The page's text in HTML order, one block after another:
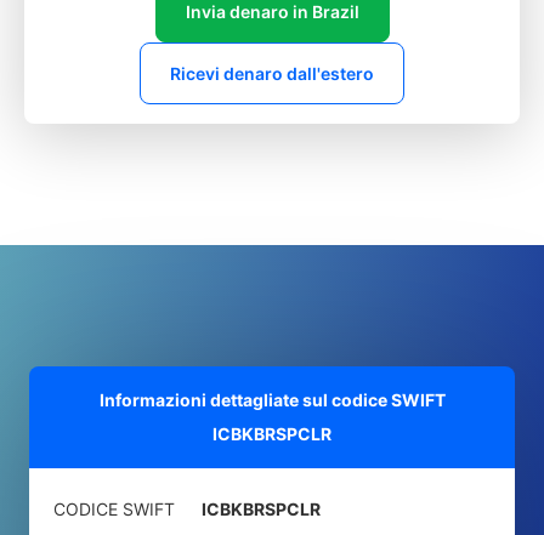
Invia denaro in Brazil
Ricevi denaro dall'estero
Informazioni dettagliate sul codice SWIFT
ICBKBRSPCLR
CODICE SWIFT ICBKBRSPCLR